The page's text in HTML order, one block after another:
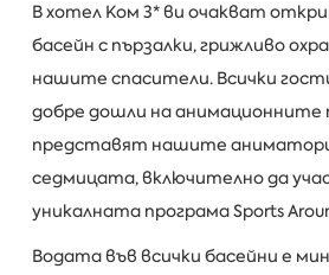
В хотел Ком 3* ви очакват
басейн с пързалки, грижливо
нашите спасители. Всички
добре дошли на анимационните
представят нашите
седмицата, включително да
уникалната програма Sports
Водата във всички басейни е